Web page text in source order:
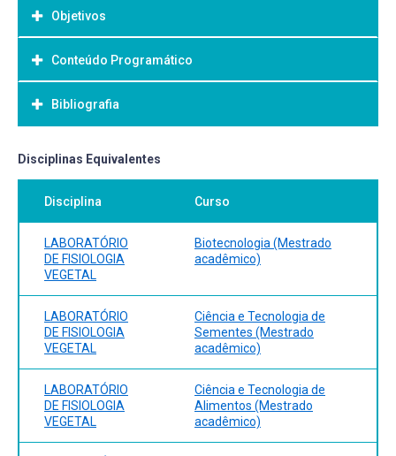
Objetivos
Objetivo Geral:
Conteúdo Programático
Bibliografia
Bibliografia Básica:
Disciplinas Equivalentes
Disciplina Curso
LABORATÓRIO
DE FISIOLOGIA
VEGETAL
Biotecnologia (Mestrado
acadêmico)
LABORATÓRIO
DE FISIOLOGIA
VEGETAL
Ciência e Tecnologia de
Sementes (Mestrado
acadêmico)
LABORATÓRIO
DE FISIOLOGIA
VEGETAL
Ciência e Tecnologia de
Alimentos (Mestrado
acadêmico)